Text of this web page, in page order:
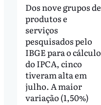
Dos nove grupos de
produtos e
serviços
pesquisados pelo
IBGE para o cálculo
do IPCA, cinco
tiveram alta em
julho. A maior
variação (1,50%)